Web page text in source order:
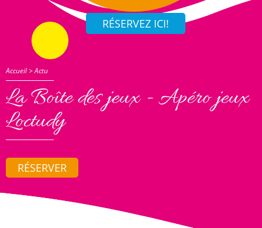
Accueil>Actu
La Boîte des jeux - Apéro jeux
Loctudy
RÉSERVER